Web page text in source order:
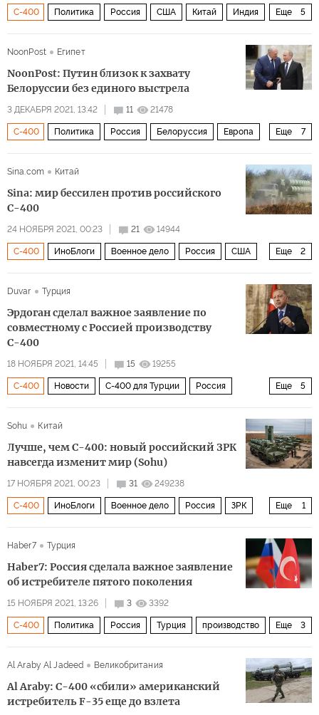
Еще 5
С-400 Политика Россия США Китай Индия
двустороннее сотрудничество
NoonPost Египет
NoonPost: Путин близок к захвату
Белоруссии без единого выстрела
3 ДЕКАБРЯ 2021, 13:42 11 21478
Еще 7
С-400 Политика Россия Белоруссия Европа
Sina.com Китай
Sina: мир бессилен против российского
С-400
24 НОЯБРЯ 2021, 00:23 21 14944
Еще 2
С-400 ИноБлоги Военное дело Россия США
Duvar
Турция
Эрдоган сделал важное заявление по
совместному с Россией производству
С-400
18 НОЯБРЯ 2021, 14:45 15 19255
Еще 5
С-400 Новости С-400 для Турции Россия
Sohu Китай
Лучше, чем С-400: новый российский ЗРК
навсегда изменит мир (Sohu)
17 НОЯБРЯ 2021, 00:23 31 249238
Еще 1
С-400 ИноБлоги Военное дело Россия ЗРК
Haber7
Турция
Haber7: Россия сделала важное заявление
об истребителе пятого поколения
15 НОЯБРЯ 2021, 13:26 3 3392
Еще 3
С-400 Политика Россия Турция производство
Al Araby Al Jadeed Великобритания
Al Araby: С-400 «сбили» американский
истребитель F-35 еще до взлета